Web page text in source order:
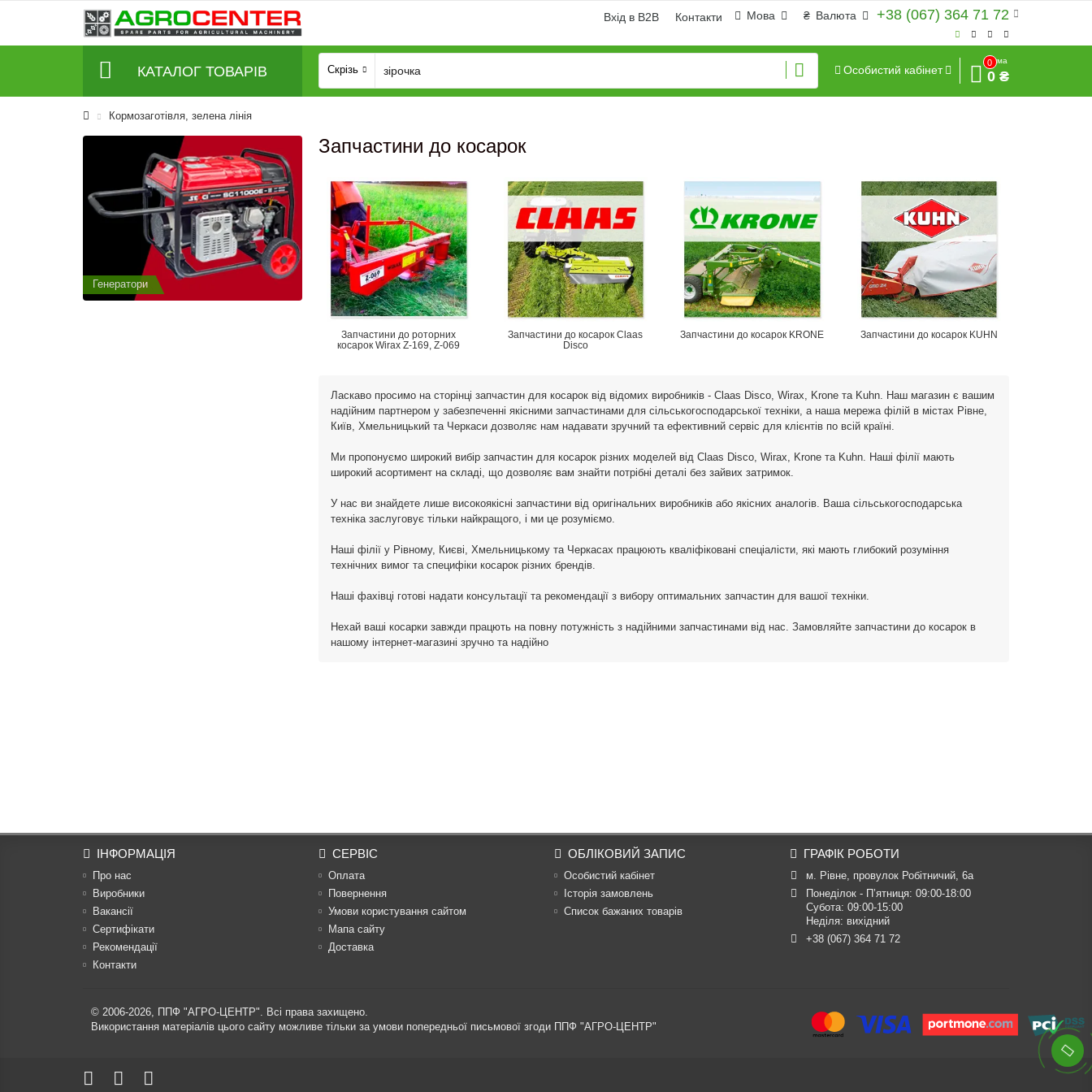
+38 (067) 364 71 72
₴ Валюта
Мова
Вхід в B2B Контакти
КАТАЛОГ ТОВАРІВ Скрізь Особистий кабінет
0
Сума
0 ₴
Кормозаготівля, зелена лінія
Генератори Генератори Генератори
Запчастини до косарок
Запчастини до роторних
косарок Wirax Z-169, Z-069
Запчастини до косарок Claas
Disco
Запчастини до косарок KRONE Запчастини до косарок KUHN
Ласкаво просимо на сторінці запчастин для косарок від відомих виробників - Claas Disco, Wirax, Krone та Kuhn. Наш магазин є вашим
надійним партнером у забезпеченні якісними запчастинами для сільськогосподарської техніки, а наша мережа філій в містах Рівне,
Київ, Хмельницький та Черкаси дозволяє нам надавати зручний та ефективний сервіс для клієнтів по всій країні.
Ми пропонуємо широкий вибір запчастин для косарок різних моделей від Claas Disco, Wirax, Krone та Kuhn. Наші філії мають
широкий асортимент на складі, що дозволяє вам знайти потрібні деталі без зайвих затримок.
У нас ви знайдете лише високоякісні запчастини від оригінальних виробників або якісних аналогів. Ваша сільськогосподарська
техніка заслуговує тільки найкращого, і ми це розуміємо.
Наші філії у Рівному, Києві, Хмельницькому та Черкасах працюють кваліфіковані спеціалісти, які мають глибокий розуміння
технічних вимог та специфіки косарок різних брендів.
Наші фахівці готові надати консультації та рекомендації з вибору оптимальних запчастин для вашої техніки.
Нехай ваші косарки завжди працють на повну потужність з надійними запчастинами від нас. Замовляйте запчастини до косарок в
нашому інтернет-магазині зручно та надійно
ІНФОРМАЦІЯ
Про нас
Виробники
Вакансії
Сертифікати
Рекомендації
Контакти
СЕРВІС
Оплата
Повернення
Умови користування сайтом
Мапа сайту
Доставка
ОБЛІКОВИЙ ЗАПИС
Особистий кабінет
Історія замовлень
Список бажаних товарів
ГРАФІК РОБОТИ
м. Рівне, провулок Робітничий, 6а
Понеділок - П’ятниця: 09:00-18:00
Субота: 09:00-15:00
Неділя: вихідний
+38 (067) 364 71 72
© 2006-2026, ППФ "АГРО-ЦЕНТР". Всі права захищено.
Використання матеріалів цього сайту можливе тільки за умови попередньої письмової згоди ППФ "АГРО-ЦЕНТР"